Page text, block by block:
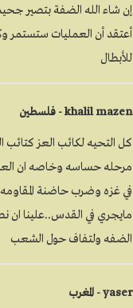
إن شاء الله الضفة بتصير
أعتقد أن العمليات ستستمر
للأبطال
khalil mazen - فلسطين
كل التحيه لكائب العز كتائب
مرحله حساسه وخاصه ان
في غزه وضرب حاضنة
مايجري في القدس..علينا ان
الضفه ولتفاف حول الشعب
yaser - المغرب